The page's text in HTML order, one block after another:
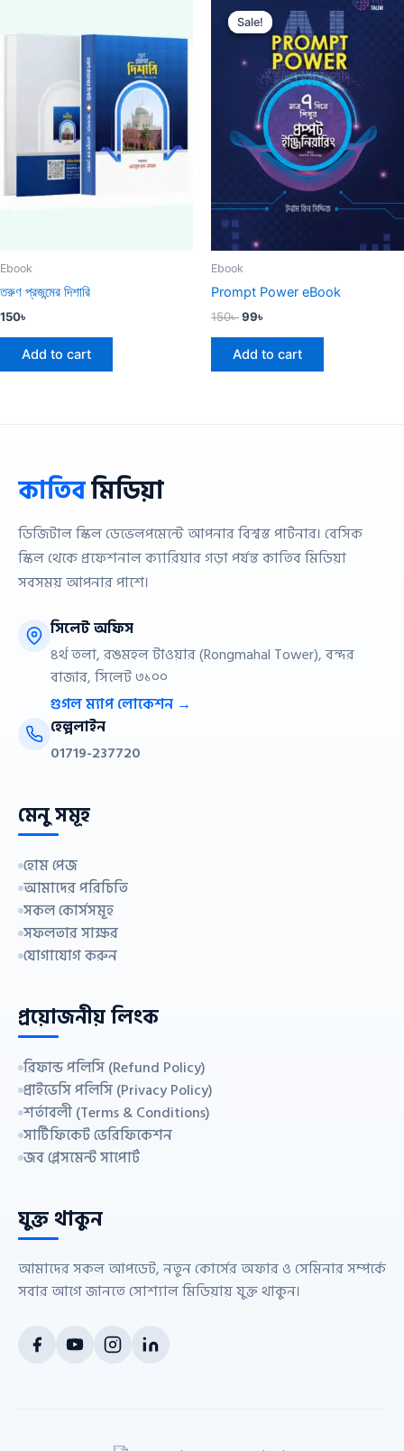
Ebook
তরুণ প্রজন্মের দিশারি
150৳
Add to cart
Sale!
Sale!
Ebook
Prompt Power eBook
150৳
price
was:
99৳
price
is:
99৳ .
Add to cart
কাতিবমিডিয়া
ডিজিটাল স্কিল ডেভেলপমেন্টে আপনার বিশ্বস্ত পার্টনার। বেসিক
স্কিল থেকে প্রফেশনাল ক্যারিয়ার গড়া পর্যন্ত কাতিব মিডিয়া
সবসময় আপনার পাশে।
সিলেট অফিস
৪র্থ তলা, রঙমহল টাওয়ার (Rongmahal Tower), বন্দর
বাজার, সিলেট ৩১০০
গুগল ম্যাপ লোকেশন →
হেল্পলাইন
01719-237720
মেনু সমূহ
হোম পেজ
আমাদের পরিচিতি
সকল কোর্সসমূহ
সফলতার সাক্ষর
যোগাযোগ করুন
প্রয়োজনীয় লিংক
রিফান্ড পলিসি (Refund Policy)
প্রাইভেসি পলিসি (Privacy Policy)
শর্তাবলী (Terms & Conditions)
সার্টিফিকেট ভেরিফিকেশন
জব প্লেসমেন্ট সাপোর্ট
যুক্ত থাকুন
আমাদের সকল আপডেট, নতুন কোর্সের অফার ও সেমিনার সম্পর্কে
সবার আগে জানতে সোশ্যাল মিডিয়ায় যুক্ত থাকুন।